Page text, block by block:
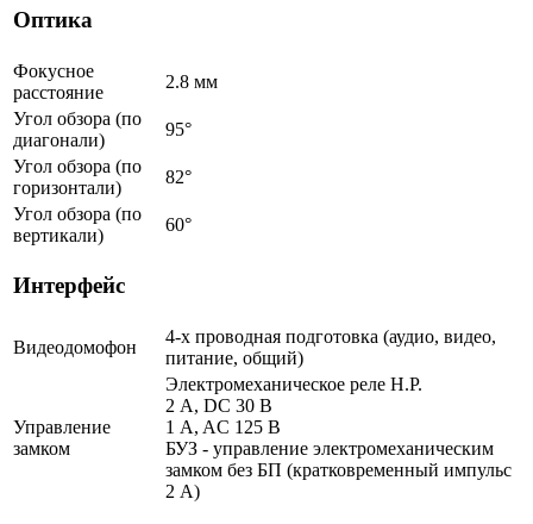
Оптика
Фокусное
расстояние
2.8 мм
Угол обзора (по
диагонали)
95°
Угол обзора (по
горизонтали)
82°
Угол обзора (по
вертикали)
60°
Интерфейс
Видеодомофон
4-х проводная подготовка (аудио, видео,
питание, общий)
Управление
замком
Электромеханическое реле Н.Р.
2 A, DC 30 В
1 A, AC 125 В
БУЗ - управление электромеханическим
замком без БП (кратковременный импульс
2 A)